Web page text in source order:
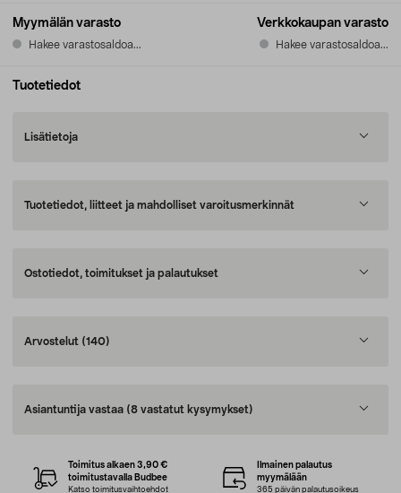
Myymälän varasto
Hakee varastosaldoa...
Verkkokaupan varasto
Hakee varastosaldoa...
Tuotetiedot
Lisätietoja
Tuotetiedot, liitteet ja mahdolliset varoitusmerkinnät
Ostotiedot, toimitukset ja palautukset
Arvostelut (140)
Asiantuntija vastaa (8 vastatut kysymykset)
Toimitus alkaen 3,90 €
toimitustavalla Budbee
Katso toimitusvaihtoehdot
Ilmainen palautus
myymälään
365 päivän palautusoikeus